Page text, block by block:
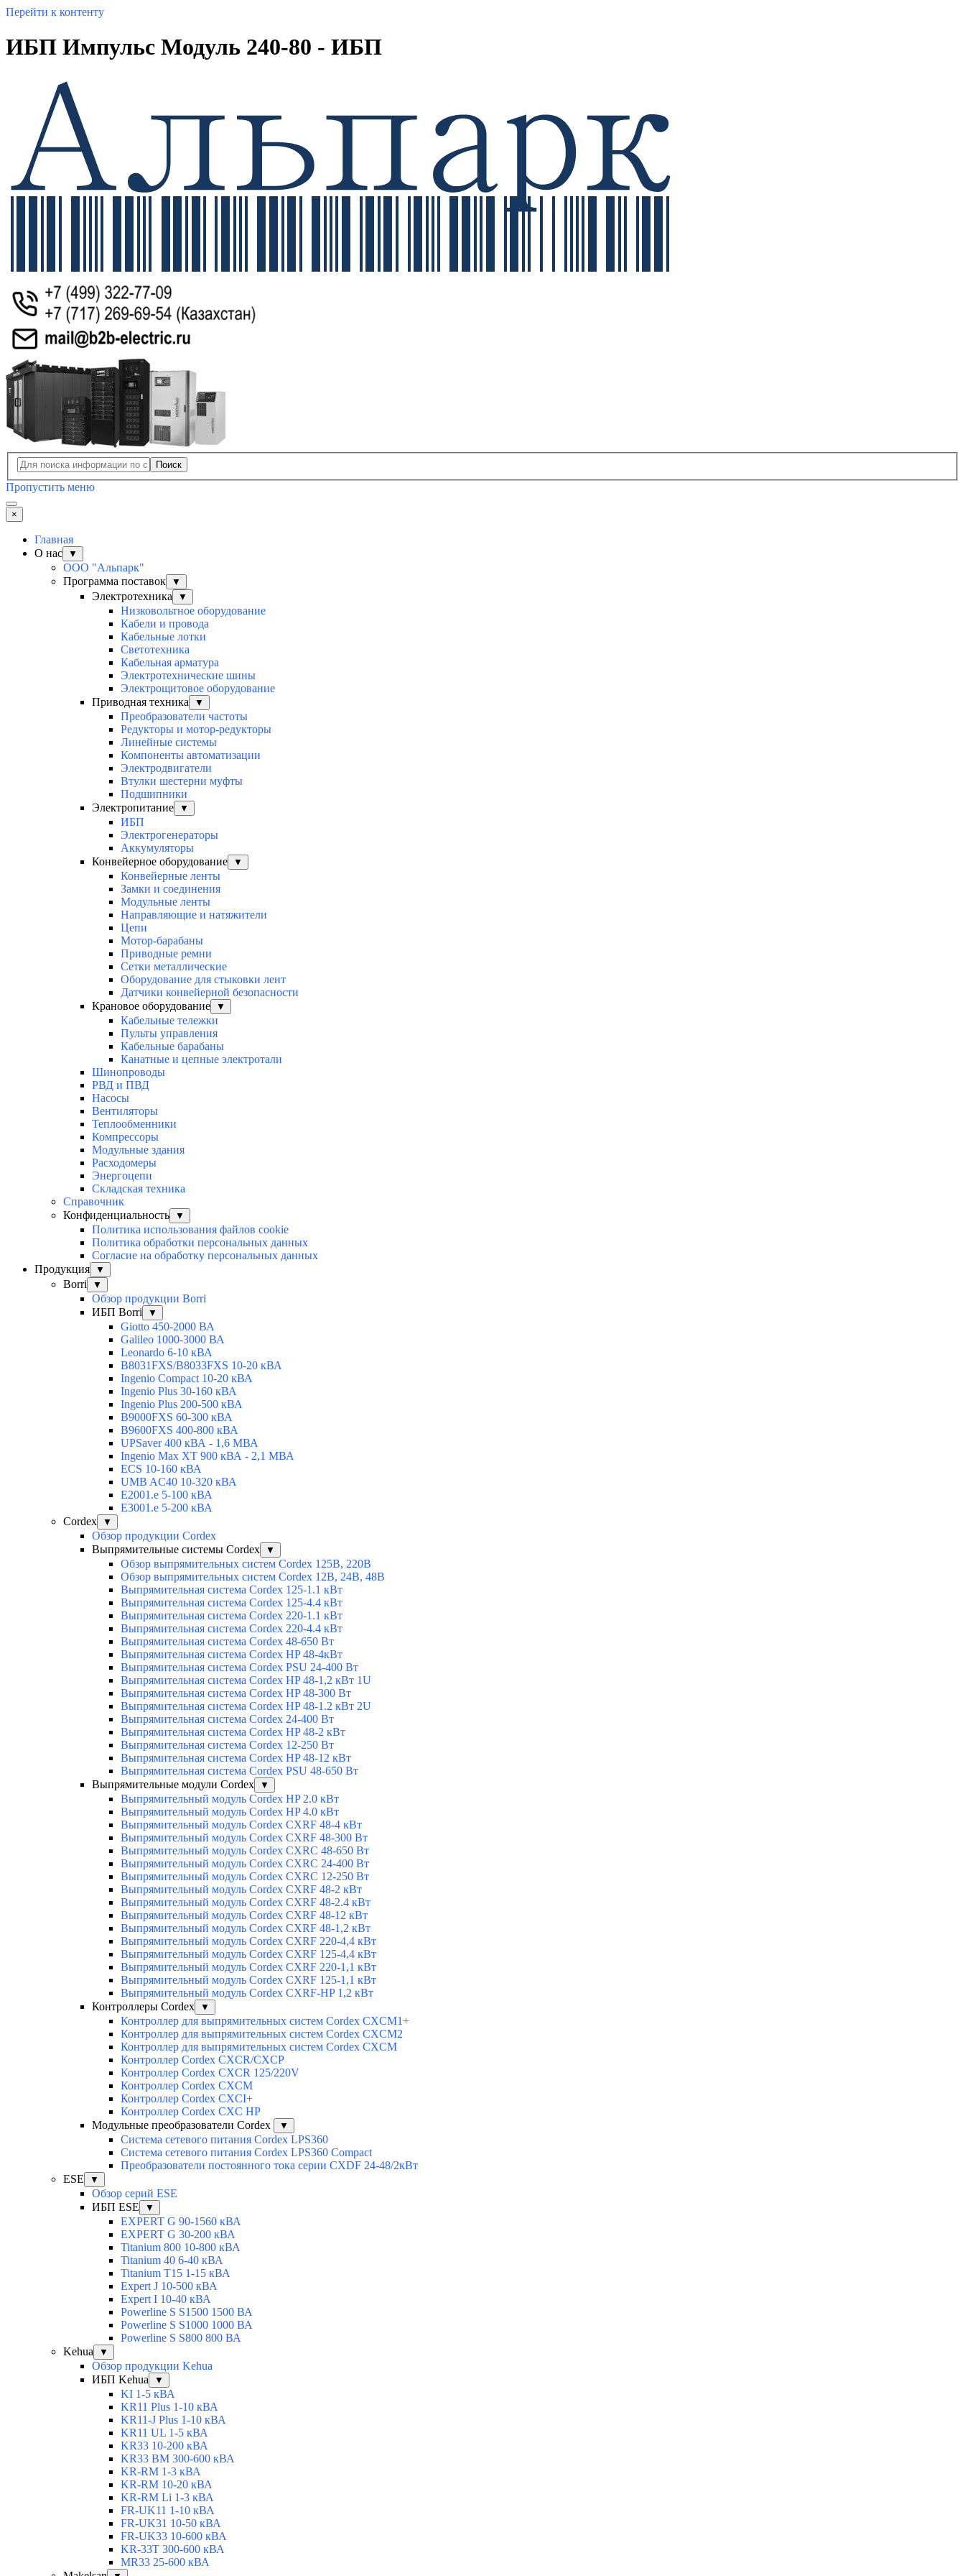
Перейти к контенту
ИБП Импульс Модуль 240-80 - ИБП
Поиск
Пропустить меню
×
Главная
О нас
▼
ООО "Альпарк"
Программа поставок
▼
Электротехника ▼
Низковольтное оборудование
Кабели и провода
Кабельные лотки
Светотехника
Кабельная арматура
Электротехнические шины
Электрощитовое оборудование
Приводная техника
▼
Преобразователи частоты
Редукторы и мотор-редукторы
Линейные системы
Компоненты автоматизации
Электродвигатели
Втулки шестерни муфты
Подшипники
Электропитание
▼
ИБП
Электрогенераторы
Аккумуляторы
Конвейерное оборудование
▼
Конвейерные ленты
Замки и соединения
Модульные ленты
Направляющие и натяжители
Цепи
Мотор-барабаны
Приводные ремни
Сетки металлические
Оборудование для стыковки лент
Датчики конвейерной безопасности
Крановое оборудование
▼
Кабельные тележки
Пульты управления
Кабельные барабаны
Канатные и цепные электротали
Шинопроводы
РВД и ПВД
Насосы
Вентиляторы
Теплообменники
Компрессоры
Модульные здания
Расходомеры
Энергоцепи
Складская техника
Справочник
Конфиденциальность
▼
Политика использования файлов cookie
Политика обработки персональных данных
Согласие на обработку персональных данных
Продукция
▼
Borri ▼
Обзор продукции Borri
ИБП Borri
▼
Giotto 450-2000 ВА
Galileo 1000-3000 ВА
Leonardo 6-10 кВА
B8031FXS/B8033FXS 10-20 кВА
Ingenio Compact 10-20 кВА
Ingenio Plus 30-160 кВА
Ingenio Plus 200-500 кВА
B9000FXS 60-300 кВА
B9600FXS 400-800 кВА
UPSaver 400 кВА - 1,6 МВА
Ingenio Max XT 900 кВА - 2,1 МВА
ECS 10-160 кВА
UMB AC40 10-320 кВА
E2001.e 5-100 кВА
E3001.e 5-200 кВА
Cordex
▼
Обзор продукции Cordex
Выпрямительные системы Cordex
▼
Обзор выпрямительных систем Cordex 125В, 220В
Обзор выпрямительных систем Cordex 12В, 24В, 48В
Выпрямительная система Cordex 125-1.1 кВт
Выпрямительная система Cordex 125-4.4 кВт
Выпрямительная система Cordex 220-1.1 кВт
Выпрямительная система Cordex 220-4.4 кВт
Выпрямительная система Cordex 48-650 Вт
Выпрямительная система Cordex HP 48-4кВт
Выпрямительная система Cordex PSU 24-400 Вт
Выпрямительная система Cordex HP 48-1,2 кВт 1U
Выпрямительная система Cordex HP 48-300 Вт
Выпрямительная система Cordex HP 48-1.2 кВт 2U
Выпрямительная система Cordex 24-400 Вт
Выпрямительная система Cordex HP 48-2 кВт
Выпрямительная система Cordex 12-250 Вт
Выпрямительная система Cordex HP 48-12 кВт
Выпрямительная система Cordex PSU 48-650 Вт
Выпрямительные модули Cordex
▼
Выпрямительный модуль Cordex HP 2.0 кВт
Выпрямительный модуль Cordex HP 4.0 кВт
Выпрямительный модуль Cordex CXRF 48-4 кВт
Выпрямительный модуль Cordex CXRF 48-300 Вт
Выпрямительный модуль Cordex CXRС 48-650 Вт
Выпрямительный модуль Cordex CXRС 24-400 Вт
Выпрямительный модуль Cordex CXRС 12-250 Вт
Выпрямительный модуль Cordex CXRF 48-2 кВт
Выпрямительный модуль Cordex CXRF 48-2.4 кВт
Выпрямительный модуль Cordex CXRF 48-12 кВт
Выпрямительный модуль Cordex CXRF 48-1,2 кВт
Выпрямительный модуль Cordex CXRF 220-4,4 кВт
Выпрямительный модуль Cordex CXRF 125-4,4 кВт
Выпрямительный модуль Cordex CXRF 220-1,1 кВт
Выпрямительный модуль Cordex CXRF 125-1,1 кВт
Выпрямительный модуль Cordex CXRF-HP 1,2 кВт
Контроллеры Cordex
▼
Контроллер для выпрямительных систем Cordex CXCM1+
Контроллер для выпрямительных систем Cordex CXCM2
Контроллер для выпрямительных систем Cordex CXCM
Контроллер Cordex CXCR/CXCP
Контроллер Cordex CXCR 125/220V
Контроллер Cordex CXCM
Контроллер Cordex CXCI+
Контроллер Cordex CXC HP
Модульные преобразователи Cordex
▼
Система сетевого питания Cordex LPS360
Система сетевого питания Cordex LPS360 Compact
Преобразователи постоянного тока серии CXDF 24-48/2кВт
ESE
▼
Обзор серий ESE
ИБП ESE
▼
EXPERT G 90-1560 кВА
EXPERT G 30-200 кВА
Titanium 800 10-800 кВА
Titanium 40 6-40 кВА
Titanium T15 1-15 кВА
Expert J 10-500 кВА
Expert I 10-40 кВА
Powerline S S1500 1500 ВА
Powerline S S1000 1000 ВА
Powerline S S800 800 ВА
Kehua
▼
Обзор продукции Kehua
ИБП Kehua
▼
KI 1-5 кВА
KR11 Plus 1-10 кВА
KR11-J Plus 1-10 кВА
KR11 UL 1-5 кВА
KR33 10-200 кВА
KR33 BM 300-600 кВА
KR-RM 1-3 кВА
KR-RM 10-20 кВА
KR-RM Li 1-3 кВА
FR-UK11 1-10 кВА
FR-UK31 10-50 кВА
FR-UK33 10-600 кВА
KR-33T 300-600 кВА
MR33 25-600 кВА